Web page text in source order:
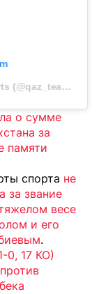
Публикация от Home of Qazaqstan Sports (@qaz_team_official)
о сумме
за
памяти
спорта не
за звание
весе
и его
.
0, 17 КО)